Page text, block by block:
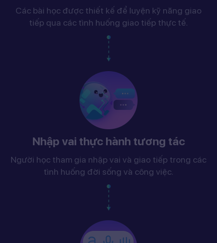
Các bài học được thiết kế để luyện kỹ năng giao
tiếp qua các tình huống giao tiếp thực tế.
Nhập vai thực hành tương tác
Người học tham gia nhập vai và giao tiếp trong các
tình huống đời sống và công việc.